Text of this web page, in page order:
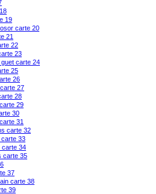
19
carte 20
21
22
23
carte 24
25
26
27
28
29
30
31
carte 32
33
carte 34
carte 35
37
carte 38
39